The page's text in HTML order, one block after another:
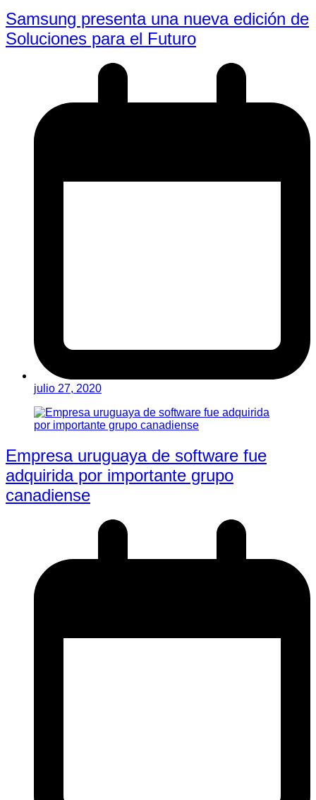
Samsung presenta una nueva edición de
Soluciones para el Futuro
julio 27, 2020
Empresa uruguaya de software fue
adquirida por importante grupo
canadiense